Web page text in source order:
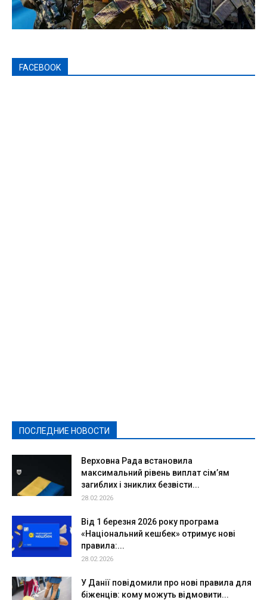
FACEBOOK
ПОСЛЕДНИЕ НОВОСТИ
Верховна Рада встановила
максимальний рівень виплат сім’ям
загиблих і зниклих безвісти...
28.02.2026
Від 1 березня 2026 року програма
«Національний кешбек» отримує нові
правила:...
28.02.2026
У Данії повідомили про нові правила для
біженців: кому можуть відмовити...